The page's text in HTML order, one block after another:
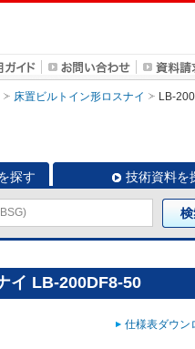
床置ビルトイン形ロスナイ LB-
探す 技術資料を
イ LB-200DF8-50
仕様表ダウン